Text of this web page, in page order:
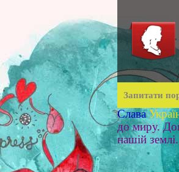
Запитати
Слава
до миру.
нашій